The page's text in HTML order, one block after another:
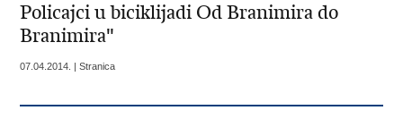
Policajci u biciklijadi Od Branimira do
Branimira"
07.04.2014. | Stranica